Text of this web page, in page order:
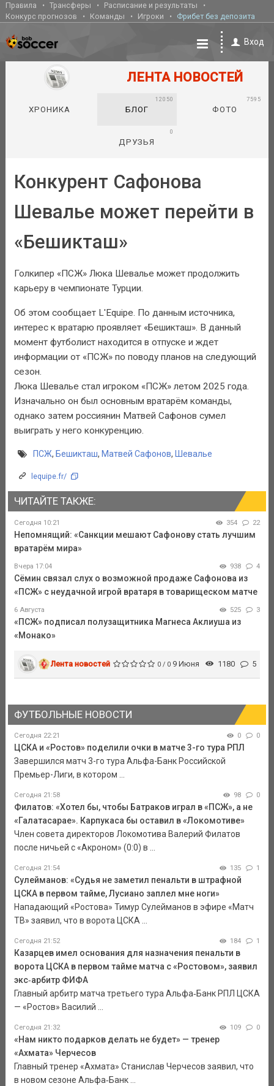
Правила Трансферы
Расписание и результаты
Конкурс прогнозов
Команды Игроки Фрибет без депозита
Вход
ЛЕНТА НОВОСТЕЙ
ХРОНИКА БЛОГ
12050
ФОТО
7595
ДРУЗЬЯ
0
Конкурент Сафонова
Шевалье может перейти в
«Бешикташ»
Голкипер «ПСЖ» Люка Шевалье может продолжить
карьеру в чемпионате Турции.
Об этом сообщает L'Equipe. По данным источника,
интерес к вратарю проявляет «Бешикташ». В данный
момент футболист находится в отпуске и ждет
информации от «ПСЖ» по поводу планов на следующий
сезон.
Люка Шевалье стал игроком «ПСЖ» летом 2025 года.
Изначально он был основным вратарём команды,
однако затем россиянин Матвей Сафонов сумел
выиграть у него конкуренцию.
ПСЖ, Бешикташ, Матвей Сафонов, Шевалье
lequipe.fr/
ЧИТАЙТЕ ТАКЖЕ:
Сегодня 10:21 354 22
Непомнящий: «Санкции мешают Сафонову стать лучшим
вратарём мира»
Вчера 17:04 938 4
Сёмин связал слух о возможной продаже Сафонова из
«ПСЖ» с неудачной игрой вратаря в товарищеском матче
6 Августа 525 3
«ПСЖ» подписал полузащитника Магнеса Аклиуша из
«Монако»
Лента новостей 0 / 0 9 Июня 1180 5
ФУТБОЛЬНЫЕ НОВОСТИ
Сегодня 22:21 0 0
ЦСКА и «Ростов» поделили очки в матче 3-го тура РПЛ
Завершился матч 3-го тура Альфа-Банк Российской
Премьер-Лиги, в котором ...
Сегодня 21:58 98 0
Филатов: «Хотел бы, чтобы Батраков играл в «ПСЖ», а не
«Галатасарае». Карпукаса бы оставил в «Локомотиве»
Член совета директоров Локомотива Валерий Филатов
после ничьей с «Акроном» (0:0) в ...
Сегодня 21:54 135 1
Сулейманов: «Судья не заметил пенальти в штрафной
ЦСКА в первом тайме, Лусиано заплел мне ноги»
Нападающий «Ростова» Тимур Сулейманов в эфире «Матч
ТВ» заявил, что в ворота ЦСКА ...
Сегодня 21:52 184 1
Казарцев имел основания для назначения пенальти в
ворота ЦСКА в первом тайме матча с «Ростовом», заявил
экс‑арбитр ФИФА
Главный арбитр матча третьего тура Альфа‑Банк РПЛ ЦСКА
— «Ростов» Василий ...
Сегодня 21:32 109 0
«Нам никто подарков делать не будет» — тренер
«Ахмата» Черчесов
Главный тренер «Ахмата» Станислав Черчесов заявил, что
в новом сезоне Альфа‑Банк ...